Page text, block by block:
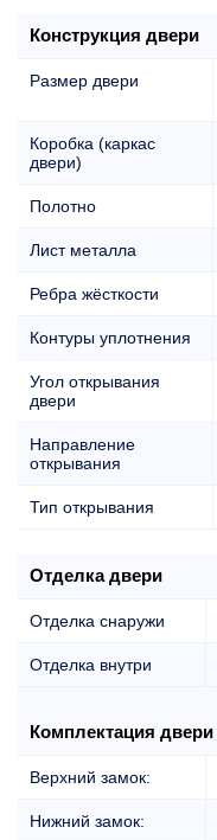
Конструкция двери
Размер двери
Коробка (каркас
двери)
Полотно
Лист металла
Ребра жёсткости
Контуры уплотнения
Угол открывания
двери
Направление
открывания
Тип открывания
Отделка двери
Отделка снаружи
Отделка внутри
Комплектация двери
Верхний замок:
Нижний замок: